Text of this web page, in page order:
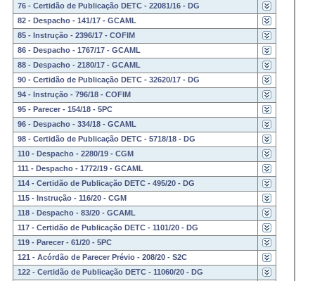
76 - Certidão de Publicação DETC - 22081/16 - DG
82 - Despacho - 141/17 - GCAML
85 - Instrução - 2396/17 - COFIM
86 - Despacho - 1767/17 - GCAML
88 - Despacho - 2180/17 - GCAML
90 - Certidão de Publicação DETC - 32620/17 - DG
94 - Instrução - 796/18 - COFIM
95 - Parecer - 154/18 - 5PC
96 - Despacho - 334/18 - GCAML
98 - Certidão de Publicação DETC - 5718/18 - DG
110 - Despacho - 2280/19 - CGM
111 - Despacho - 1772/19 - GCAML
114 - Certidão de Publicação DETC - 495/20 - DG
115 - Instrução - 116/20 - CGM
118 - Despacho - 83/20 - GCAML
117 - Certidão de Publicação DETC - 1101/20 - DG
119 - Parecer - 61/20 - 5PC
121 - Acórdão de Parecer Prévio - 208/20 - S2C
122 - Certidão de Publicação DETC - 11060/20 - DG